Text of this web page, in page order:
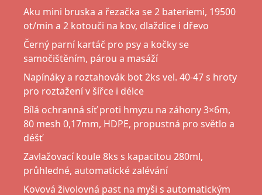
Aku mini bruska a řezačka se 2 bateriemi, 19500
ot/min a 2 kotouči na kov, dlaždice i dřevo
Černý parní kartáč pro psy a kočky se
samočištěním, párou a masáží
Napínáky a roztahovák bot 2ks vel. 40-47 s hroty
pro roztažení v šířce i délce
Bílá ochranná síť proti hmyzu na záhony 3×6m,
80 mesh 0,17mm, HDPE, propustná pro světlo a
déšť
Zavlažovací koule 8ks s kapacitou 280ml,
průhledné, automatické zalévání
Kovová živolovná past na myši s automatickým